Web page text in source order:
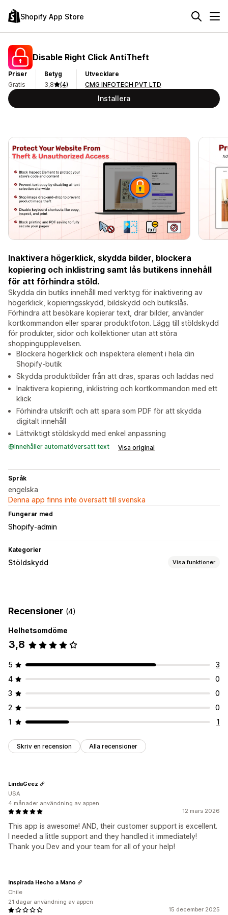
Shopify App Store
Disable Right Click AntiTheft
Priser
Gratis
Betyg
3,8
(4)
Utvecklare
CMG INFOTECH PVT LTD
Installera
Inaktivera högerklick, skydda bilder, blockera
kopiering och inklistring samt lås butikens innehåll
för att förhindra stöld.
Skydda din butiks innehåll med verktyg för inaktivering av
högerklick, kopieringsskydd, bildskydd och butikslås.
Förhindra att besökare kopierar text, drar bilder, använder
kortkommandon eller sparar produktfoton. Lägg till stöldskydd
för produkter, sidor och kollektioner utan att störa
shoppingupplevelsen.
Blockera högerklick och inspektera element i hela din
Shopify-butik
Skydda produktbilder från att dras, sparas och laddas ned
Inaktivera kopiering, inklistring och kortkommandon med ett
klick
Förhindra utskrift och att spara som PDF för att skydda
digitalt innehåll
Lättviktigt stöldskydd med enkel anpassning
Innehåller automatöversatt text Visa original
Språk
engelska
Denna app finns inte översatt till svenska
Fungerar med
Shopify-admin
Kategorier
Stöldskydd Visa funktioner
Digitala tillgångar
Försäljningsdata
Blockerade åtgärder
Dra och släpp
Utvecklarverktyg
E-postaviseringar
Recensioner (4)
Helhetsomdöme
3,8
5
3
4
0
3
0
2
0
1
1
Skriv en recension Alla recensioner
12 mars 2026
This app is awesome! AND, their customer support is excellent.
I needed a little support and they handled it immediately!
Thank you Dev and your team for all of your help!
LindaGeez
USA
4 månader användning av appen
15 december 2025
Inspirada Hecho a Mano
Chile
21 dagar användning av appen